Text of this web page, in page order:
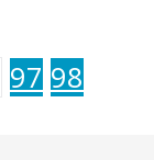
97 98